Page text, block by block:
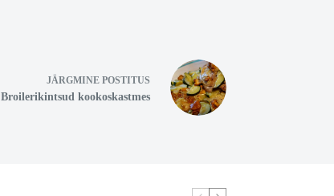
JÄRGMINE POSTITUS
Broilerikintsud kookoskastmes